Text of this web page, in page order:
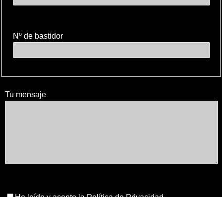
Nº de bastidor
Tu mensaje